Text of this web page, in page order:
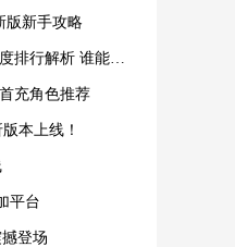
版新手攻略
解析 谁能称霸战场
充角色推荐
本上线！
平台
登场